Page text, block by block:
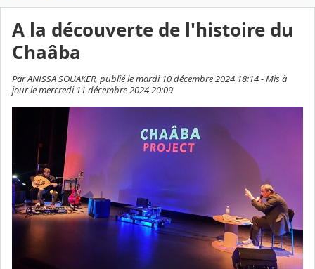
A la découverte de l'histoire du
Chaâba
Par ANISSA SOUAKER, publié le mardi 10 décembre 2024 18:14 - Mis à
jour le mercredi 11 décembre 2024 20:09